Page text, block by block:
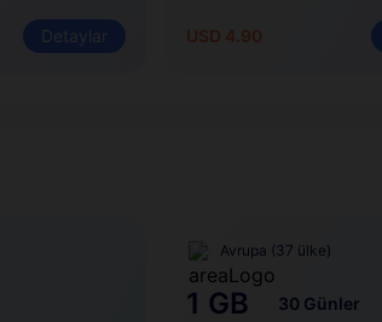
Detaylar USD 4.90
Avrupa (37 ülke)
1 GB 30 Günler